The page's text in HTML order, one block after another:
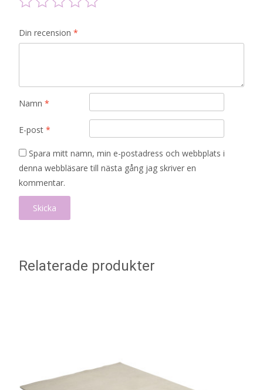
Din recension *
Namn *
E-post *
Spara mitt namn, min e-postadress och webbplats i
denna webbläsare till nästa gång jag skriver en
kommentar.
Relaterade produkter